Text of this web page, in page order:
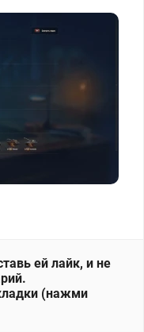
ей лайк, и не
(нажми